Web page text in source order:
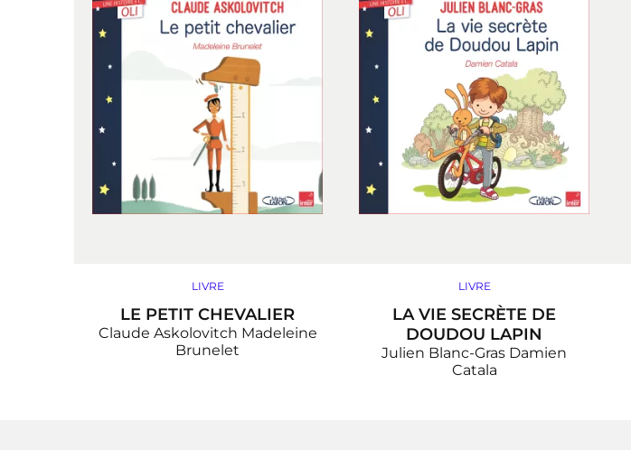
LIVRE
LE PETIT CHEVALIER
Claude Askolovitch Madeleine
Brunelet
LIVRE
LA VIE SECRÈTE DE
DOUDOU LAPIN
Julien Blanc-Gras Damien
Catala